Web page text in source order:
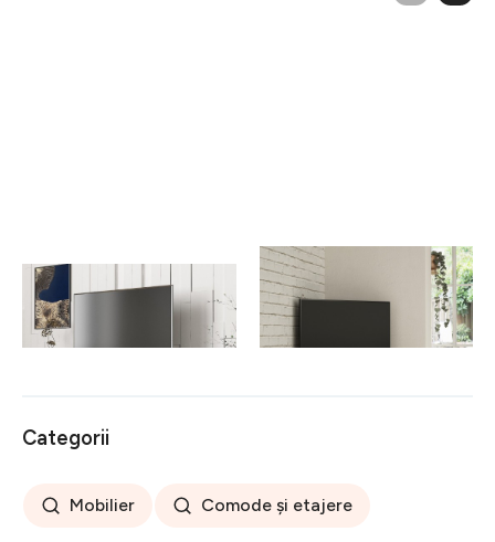
Comoda TV Bianco, Talon,
160 x 46.1 x 49.8 cm,
negru/auriu
781 lei
Comoda TV, Homitis,
Thales Corner - White,
36x114x45 cm
436 lei
Categorii
Mobilier Comode și etajere